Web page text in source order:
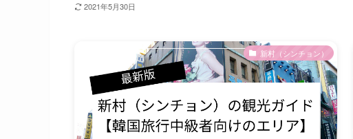
2021年5月30日
新村（シンチョン）